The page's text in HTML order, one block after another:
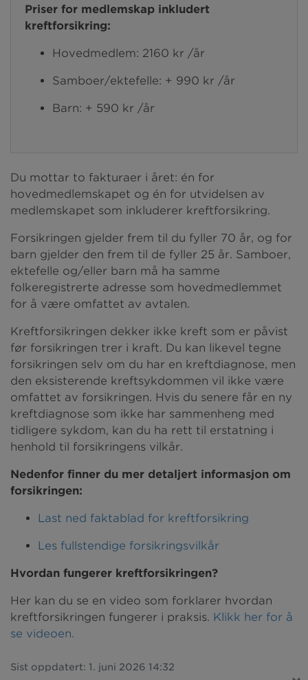
Priser for medlemskap inkludert
kreftforsikring:
Hovedmedlem: 2160 kr /år
Samboer/ektefelle: + 990 kr /år
Barn: + 590 kr /år
Du mottar to fakturaer i året: én for
hovedmedlemskapet og én for utvidelsen av
medlemskapet som inkluderer kreftforsikring.
Forsikringen gjelder frem til du fyller 70 år, og for
barn gjelder den frem til de fyller 25 år. Samboer,
ektefelle og/eller barn må ha samme
folkeregistrerte adresse som hovedmedlemmet
for å være omfattet av avtalen.
Kreftforsikringen dekker ikke kreft som er påvist
før forsikringen trer i kraft. Du kan likevel tegne
forsikringen selv om du har en kreftdiagnose, men
den eksisterende kreftsykdommen vil ikke være
omfattet av forsikringen. Hvis du senere får en ny
kreftdiagnose som ikke har sammenheng med
tidligere sykdom, kan du ha rett til erstatning i
henhold til forsikringens vilkår.
Nedenfor finner du mer detaljert informasjon om
forsikringen:
Last ned faktablad for kreftforsikring
Les fullstendige forsikringsvilkår
Hvordan fungerer kreftforsikringen?
Her kan du se en video som forklarer hvordan
kreftforsikringen fungerer i praksis. Klikk her for å
se videoen.
Sist oppdatert: 1. juni 2026 14:32